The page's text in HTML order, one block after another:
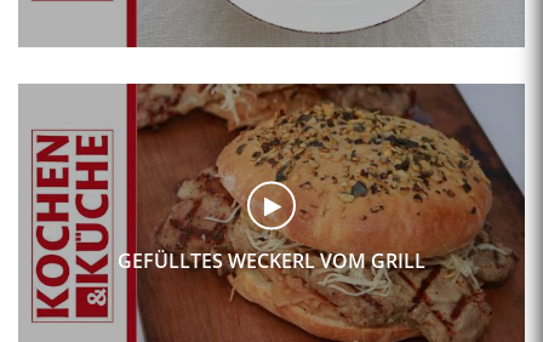
GEFÜLLTES WECKERL VOM GRILL